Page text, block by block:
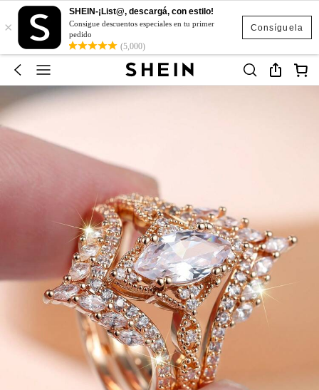
Consíguela
×
SHEIN-¡List@, descargá, con estilo!
Consigue descuentos especiales en tu primer
pedido
(5,000)